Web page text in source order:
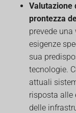
Valutazione
prontezza
prevede
esigenze
sua
tecnologie.
attuali
risposta alle
delle